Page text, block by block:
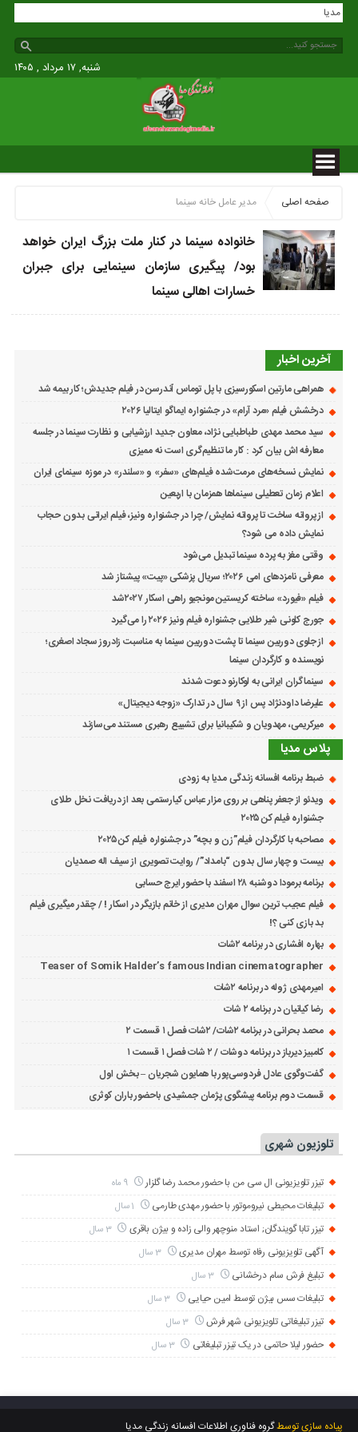
مدیا
شنبه, ۱۷ مرداد , ۱۴۰۵
صفحه اصلی مدیر عامل خانه سینما
خانواده سینما در کنار ملت بزرگ ایران خواهد
بود/ پیگیری سازمان سینمایی برای جبران
خسارات اهالی سینما
آخرین اخبار
همراهی مارتین اسکورسیزی با پل توماس ٱندرسن در فیلم جدیدش؛ کار بیمه شد
درخشش فیلم «مرد آرام» در جشنواره ایماگو ایتالیا ۲۰۲۶
سید محمد مهدی طباطبایی نژاد، معاون جدید ارزشیابی و نظارت سینما در جلسه
معارفه اش بیان کرد : کار ما تنظیم‌گری است نه ممیزی
نمایش نسخه‌های مرمت‌شده فیلم‌های «سفر» و «سلندر» در موزه سینمای ایران
اعلام زمان تعطیلی سینماها همزمان با اربعین
از پروانه ساخت تا پروانه نمایش/ چرا در جشنواره ونیز، فیلم ایرانی بدون حجاب
نمایش داده می شود؟
وقتی مغز به پرده سینما تبدیل می‌شود
معرفی نامزدهای امی ۲۰۲۶؛ سریال پزشکی «پیت» پیشتاز شد
فیلم «فیورد» ساخته کریستین مونجیو راهی اسکار ۲۰۲۷شد
جورج کلونی شیر طلایی جشنواره فیلم ونیز ۲۰۲۶ را می‌گیرد
از جلوی دوربین سینما تا پشت دوربین سینما به مناسبت زادروز سجاد اصغری؛
نویسنده و کارگردان سینما
سینماگران ایرانی به لوکارنو دعوت شدند
علیرضا داودنژاد پس از ۹ سال در تدارک «زوجه دیجیتال»
میرکریمی، مهدویان و شکیبانیا برای تشییع رهبری مستند می‌سازند
پلاس مدیا
ضبط برنامه افسانه زندگی مدیا به زودی
ویدئو از جعفر پناهی بر روی مزار عباس کیارستمی بعد از دریافت نخل طلای
جشنواره فیلم کن ۲۰۲۵
مصاحبه با کارگردان فیلم”زن و بچه” در جشنواره فیلم کن ۲۰۲۵
بیست و چهار سال بدون “بامداد”/ روایت تصویری از سیف اله صمدیان
برنامه برمودا دوشنبه ۲۸ اسفند با حضور ایرج حسابی
فیلم عجیب ترین سوال مهران مدیری از خانم بازیگر در اسکار ! / چقدر میگیری فیلم
بد بازی کنی ؟!
بهاره افشاری در برنامه ۲شات
Teaser of Somik Halder’s famous Indian cinematographer
امیرمهدی ژوله در برنامه ۲شات
رضا کیانیان در برنامه ۲ شات
محمد بحرانی در برنامه ۲شات/ ۲شات فصل ۱ قسمت ۲
کامبیز دیرباز در برنامه دوشات / ۲ شات فصل ۱ قسمت ۱
گفت‌وگوی عادل فردوسی‌پور با همایون شجریان – بخش اول
قسمت دوم برنامه پیشگوی پژمان جمشیدی باحضور باران کوثری
تلوزیون شهری
تیزر تلویزیونی ال سی من با حضور محمد رضا گلزار 9 ماه
تبلیغات محیطی نیروموتور با حضور مهدی طارمی
تیزر تابا گویندگان; استاد منوچهر والی زاده و بیژن باقری 3 سال
آگهی تلویزیونی رفاه توسط مهران مدیری 3 سال
تبلیغ فرش سام درخشانی 3 سال
تبلیغات سس بیژن توسط امین حیایی 3 سال
تیزر تبلیغاتی تلویزیونی شهر فرش 3 سال
حضور لیلا حاتمی در یک تیزر تبلیغاتی 3 سال
پیاده سازی توسطگروه فناوری اطلاعات افسانه زندگی مدیا